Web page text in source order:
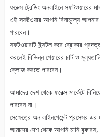
ফরেক্স ট্রেডিং অনলাইনে সফটওয়ারের
এই সফটওয়ার আপনি বিনামূল্যে
পারবেন।
সফটওয়ারটি ইন্সটল করে ব্রোকার
করলেই বিভিন্ন পেয়ারের চার্ট ও
ক্লোজ করতে পারবেন।
আমাদের দেশ থেকে ফরেক্স মার্কেটে
পারবেন না।
সেক্ষেত্রে অন লাইনপেমেন্ট প্রসেসর
আমাদের দেশ থেকে আপনি মানি বুকারস,